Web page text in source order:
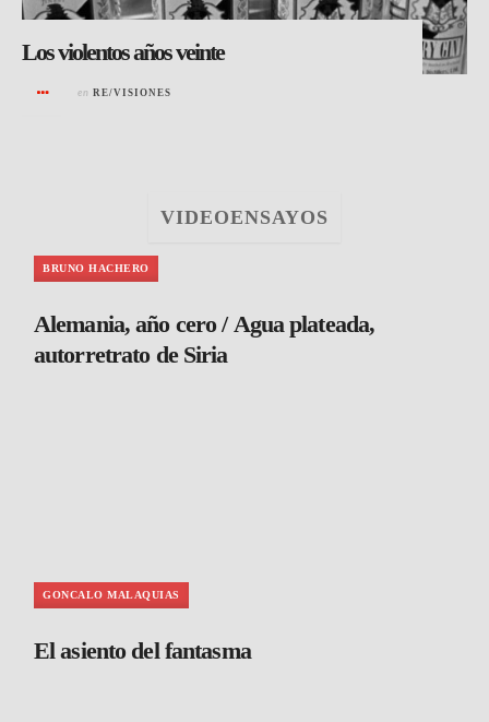
Los violentos años veinte
en RE/VISIONES
VIDEOENSAYOS
BRUNO HACHERO
Alemania, año cero / Agua plateada,
autorretrato de Siria
GONCALO MALAQUIAS
El asiento del fantasma